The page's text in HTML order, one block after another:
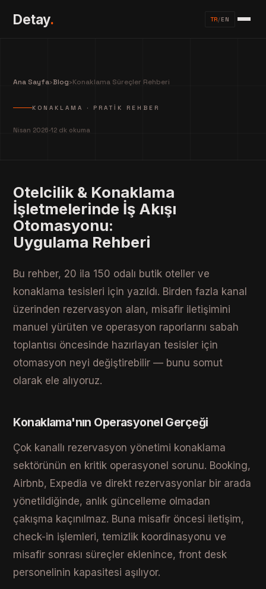
Detay. TR/EN
Ana Sayfa›Blog›Konaklama Süreçler Rehberi
KONAKLAMA · PRATIK REHBER
Nisan 2026·12 dk okuma
Otelcilik & Konaklama
İşletmelerinde İş Akışı
Otomasyonu:
Uygulama Rehberi
Bu rehber, 20 ila 150 odalı butik oteller ve
konaklama tesisleri için yazıldı. Birden fazla kanal
üzerinden rezervasyon alan, misafir iletişimini
manuel yürüten ve operasyon raporlarını sabah
toplantısı öncesinde hazırlayan tesisler için
otomasyon neyi değiştirebilir — bunu somut
olarak ele alıyoruz.
Konaklama'nın Operasyonel Gerçeği
Çok kanallı rezervasyon yönetimi konaklama
sektörünün en kritik operasyonel sorunu. Booking,
Airbnb, Expedia ve direkt rezervasyonlar bir arada
yönetildiğinde, anlık güncelleme olmadan
çakışma kaçınılmaz. Buna misafir öncesi iletişim,
check-in işlemleri, temizlik koordinasyonu ve
misafir sonrası süreçler eklenince, front desk
personelinin kapasitesi aşılıyor.